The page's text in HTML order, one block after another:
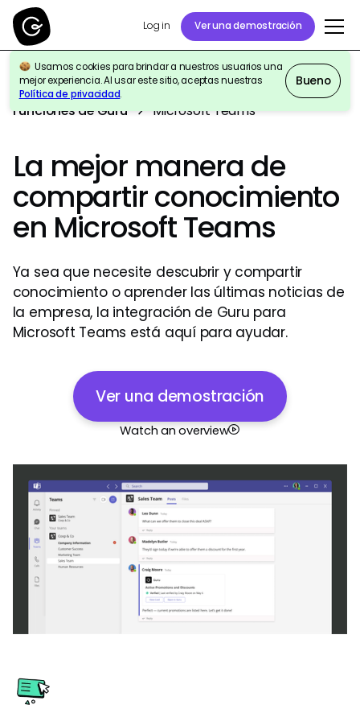
Log in Ver una demostración
Usamos cookies para brindar a nuestros usuarios una
mejor experiencia. Al usar este sitio, aceptas nuestras
Política de privacidad.
Bueno
Funciones de Guru Microsoft Teams
La mejor manera de
compartir conocimiento
en Microsoft Teams
Ya sea que necesite descubrir y compartir
conocimiento o aprender las últimas noticias de
la empresa, la integración de Guru para
Microsoft Teams está aquí para ayudar.
Ver una demostración
Watch an overview